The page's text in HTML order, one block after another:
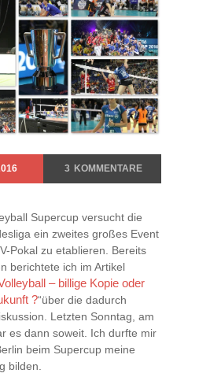
3 KOMMENTARE
Supercup versucht die
ein zweites großes Event
Pokal zu etablieren. Bereits
berichtete ich im Artikel
– billige Kopie oder
?“über die dadurch
Letzten Sonntag, am
es dann soweit. Ich durfte mir
beim Supercup meine
bilden.